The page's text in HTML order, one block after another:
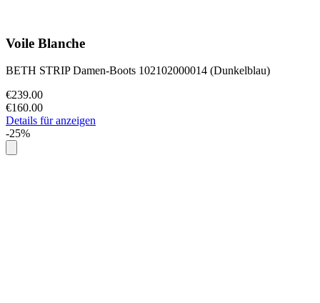
Voile Blanche
BETH STRIP Damen-Boots 102102000014 (Dunkelblau)
€239.00
€160.00
Details für anzeigen
-25%